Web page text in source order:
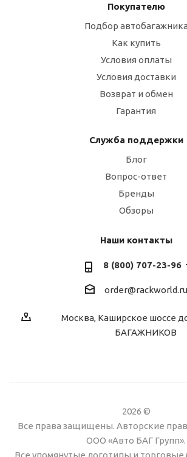
Покупателю
Подбор автобагажника
Как купить
Условия оплаты
Условия доставки
Возврат и обмен
Гарантия
Служба поддержки
Блог
Вопрос-ответ
Бренды
Обзоры
Наши контакты
8 (800) 707-23-96
order@rackworld.ru
Москва, Каширское шоссе
БАГАЖНИКОВ
2026 ©
Все права защищены. Авторские
ООО «Авто БАГ Групп».
Все упомянутые логотипы и торговые